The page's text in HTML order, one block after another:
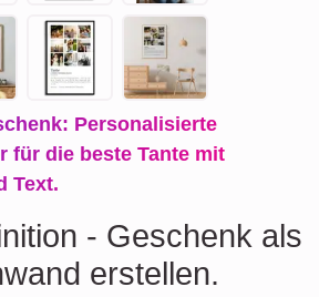
Personalisierte
für die beste Tante mit
Text.
- Geschenk als
erstellen.